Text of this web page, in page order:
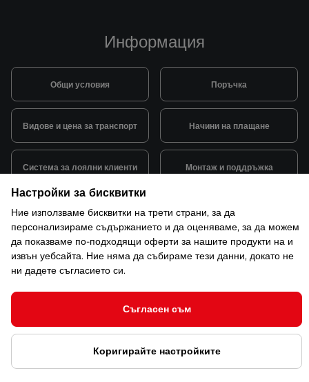
Информация
Общи условия Поръчка
Видове и цена за транспорт Начини на плащане
Система за лоялни клиенти Монтаж и поддръжка
Рекламации и гаранция
© 2026 САКСО ООД Всички права запазени
Открийте ни в ShopMania
Настройки за бисквитки
Настройки за бисквитки
Ние използваме бисквитки на трети страни, за да
персонализираме съдържанието и да оценяваме, за да можем
да показваме по-подходящи оферти за нашите продукти на и
извън уебсайта. Ние няма да събираме тези данни, докато не
ни дадете съгласието си.
Съгласен съм
Коригирайте настройките